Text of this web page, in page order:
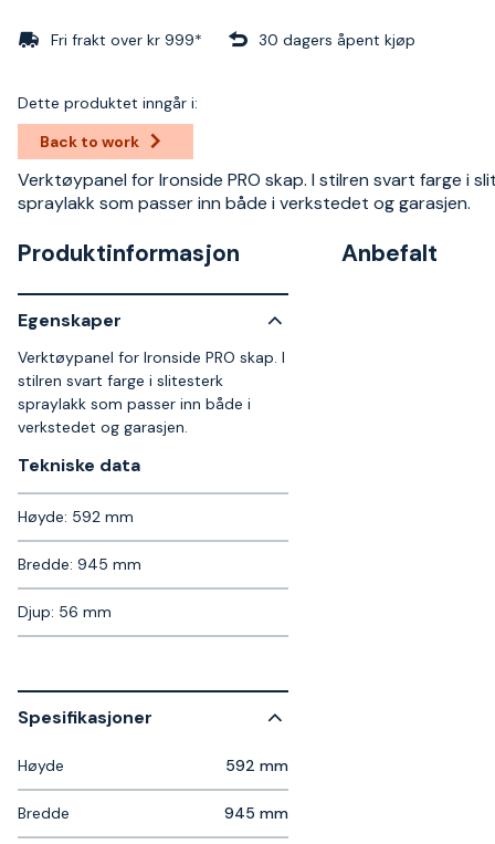
Fri frakt over kr 999* 30 dagers åpent kjøp
Dette produktet inngår i:
Back to work
Verktøypanel for Ironside PRO skap. I stilren svart farge i
spraylakk som passer inn både i verkstedet og garasjen.
Produktinformasjon
Egenskaper
Verktøypanel for Ironside PRO skap. I
stilren svart farge i slitesterk
spraylakk som passer inn både i
verkstedet og garasjen.
Tekniske data​
Høyde: 592 mm
Bredde: 945 mm
Djup: 56 mm
Spesifikasjoner
Høyde 592 mm
Bredde 945 mm
Anbefalt